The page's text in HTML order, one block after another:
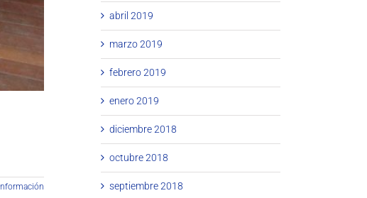
abril 2019
marzo 2019
febrero 2019
enero 2019
diciembre 2018
octubre 2018
septiembre 2018